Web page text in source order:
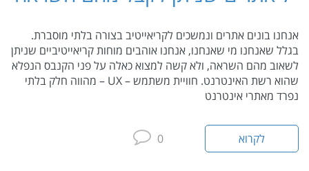
אנחנו בונים אתרים ונמשכים לקריאייטיב בצורה בלתי מוסברת.
בגלל שאנחנו מי שאנחנו, אנחנו אוהבים מוחות קריאייטיביים שניתן
לשאוב מהם השראה, ולא קשה למצוא כאלה על פני הקנבס הנפלא
שהוא רשת האינטרנט. חוויית משתמש – UX – מהווה חלק בלתי
נפרד מאתרי אינטרנט
לקרוא 0